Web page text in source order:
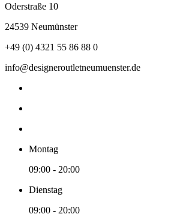
Oderstraße 10
24539 Neumünster
+49 (0) 4321 55 86 88 0
info@designeroutletneumuenster.de
Montag
09:00 - 20:00
Dienstag
09:00 - 20:00